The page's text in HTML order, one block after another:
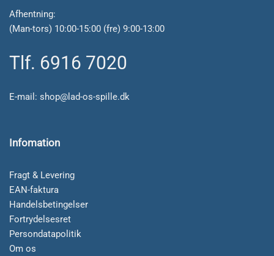
Afhentning:
(Man-tors) 10:00-15:00 (fre) 9:00-13:00
Tlf. 6916 7020
E-mail: shop@lad-os-spille.dk
Infomation
Fragt & Levering
EAN-faktura
Handelsbetingelser
Fortrydelsesret
Persondatapolitik
Om os